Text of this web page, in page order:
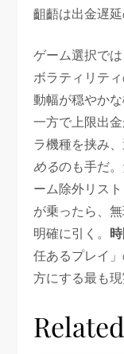
齟齬は出金遅延
ゲーム選択で
ボラティリテ
動幅が穏やか
一方で上限出
ラ機種を挟み
めるのも手だ
ーム除外リス
が乗ったら、
明確に引く。
任あるプレイ
方にする最も現